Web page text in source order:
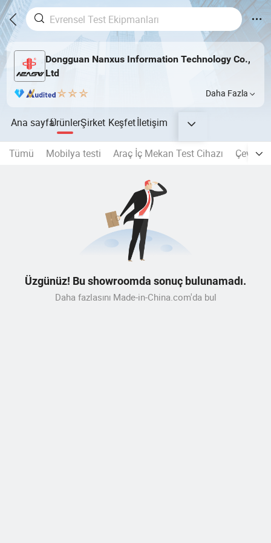
Dongguan Nanxus Information Technology Co.,
Ltd
Daha Fazla
Ana sayfaÜrünlerŞirket Keşfetİletişim
Tümü Mobilya testi Araç İç Mekan Test Cihazı
Üzgünüz! Bu showroomda sonuç bulunamadı.
Daha fazlasını Made-in-China.com'da bul